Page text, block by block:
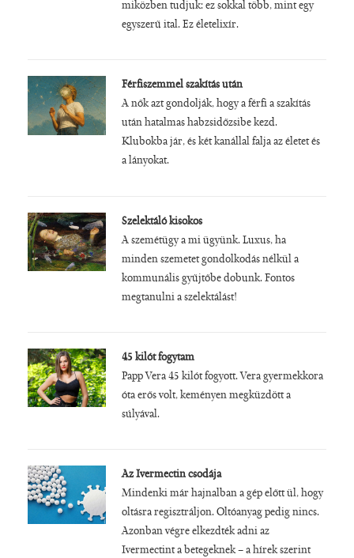
miközben tudjuk: ez sokkal több, mint egy
egyszerű ital. Ez életelixír.
Férfiszemmel szakítás után
A nők azt gondolják, hogy a férfi a szakítás
után hatalmas habzsidőzsibe kezd.
Klubokba jár, és két kanállal falja az életet és
a lányokat.
Szelektáló kisokos
A szemétügy a mi ügyünk. Luxus, ha
minden szemetet gondolkodás nélkül a
kommunális gyűjtőbe dobunk. Fontos
megtanulni a szelektálást!
45 kilót fogytam
Papp Vera 45 kilót fogyott. Vera gyermekkora
óta erős volt, keményen megküzdött a
súlyával.
Az Ivermectin csodája
Mindenki már hajnalban a gép előtt ül, hogy
oltásra regisztráljon. Oltóanyag pedig nincs.
Azonban végre elkezdték adni az
Ivermectint a betegeknek – a hírek szerint